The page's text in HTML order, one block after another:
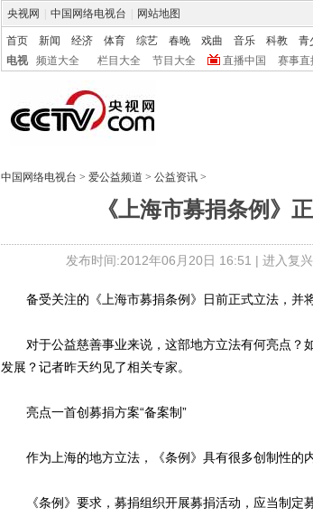
央视网 中国网络电视台 网站地图
首页 新闻 经济 体育 综艺 春晚 戏曲 音乐 科教 青
电视
频道大全 栏目大全 节目大全 直播中国 赛事直
中国网络电视台 > 爱公益频道 > 公益资讯 >
《上海市募捐条例》
发布时间:2012年06月20日 16:51 | 进入复
备受关注的《上海市募捐条例》日前正式立法，并将
对于公益慈善事业来说，这部地方立法有何亮点？
发展？记者昨天约见了相关专家。
亮点一首创募捐方案“备案制”
作为上海的地方立法，《条例》具有很多创制性的内
《条例》要求，募捐组织开展募捐活动，应当制定